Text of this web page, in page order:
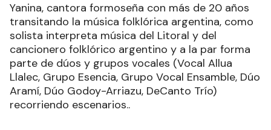
Yanina, cantora formoseña con más de 20 años
transitando la música folklórica argentina, como
solista interpreta música del Litoral y del
cancionero folklórico argentino y a la par forma
parte de dúos y grupos vocales (Vocal Allua
Llalec, Grupo Esencia, Grupo Vocal Ensamble, Dúo
Aramí, Dúo Godoy-Arriazu, DeCanto Trío)
recorriendo escenarios..